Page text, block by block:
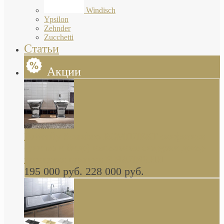
Windisch
Ypsilon
Zehnder
Zucchetti
Статьи
Акции
Butterfly Scarabeo КОМПЛЕКТ санфаянса
глянцевая платина В НАЛИЧИИ
195 000 руб. 228 000 руб.